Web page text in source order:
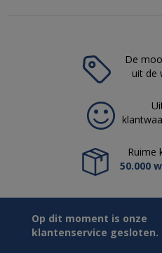
De
uit de
Ruime
50.000
Op dit moment is onze
klantenservice gesloten.